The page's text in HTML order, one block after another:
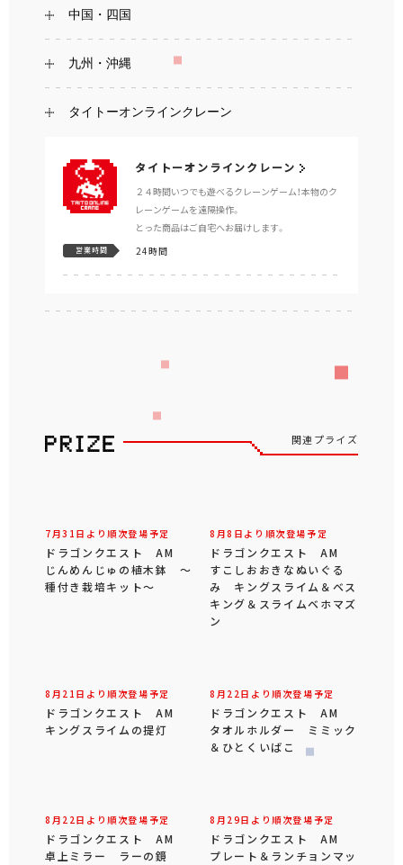
中国・四国
九州・沖縄
タイトーオンラインクレーン
タイトーオンラインクレーン
２４時間いつでも遊べるクレーンゲーム！本物のク
レーンゲームを遠隔操作。
とった商品はご自宅へお届けします。
営業時間 24時間
関連プライズ
7月31日より順次登場予定
ドラゴンクエスト AM
じんめんじゅの植木鉢 ～
種付き栽培キット～
8月8日より順次登場予定
ドラゴンクエスト AM
すこしおおきなぬいぐる
み キングスライム＆ベス
キング＆スライムベホマズ
ン
8月21日より順次登場予定
ドラゴンクエスト AM
キングスライムの提灯
8月22日より順次登場予定
ドラゴンクエスト AM
タオルホルダー ミミック
＆ひとくいばこ
8月22日より順次登場予定
ドラゴンクエスト AM
卓上ミラー ラーの鏡
8月29日より順次登場予定
ドラゴンクエスト AM
プレート＆ランチョンマッ